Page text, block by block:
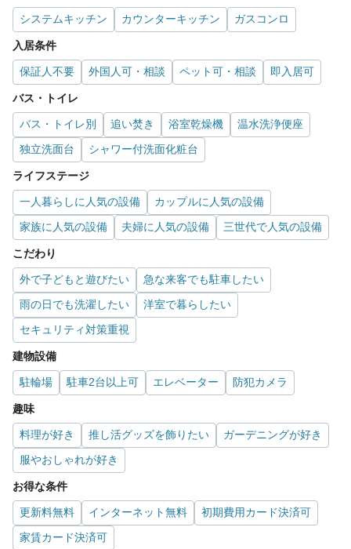
システムキッチン カウンターキッチン ガスコンロ
入居条件
保証人不要 外国人可・相談 ペット可・相談 即入居可
バス・トイレ
バス・トイレ別 追い焚き 浴室乾燥機
温水洗浄便座
独立洗面台
シャワー付洗面化粧台
ライフステージ
一人暮らしに人気の設備
カップルに人気の設備
家族に人気の設備
夫婦に人気の設備 三世代で人気の設備
こだわり
外で子どもと遊びたい
急な来客でも駐車したい
雨の日でも洗濯したい
洋室で暮らしたい
セキュリティ対策重視
建物設備
駐輪場 駐車2台以上可 エレベーター 防犯カメラ
趣味
料理が好き 推し活グッズを飾りたい
ガーデニングが好き
服やおしゃれが好き
お得な条件
更新料無料 インターネット無料
初期費用カード決済可
家賃カード決済可